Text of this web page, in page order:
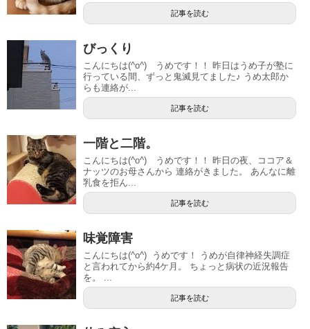
記事を読む
びっくり
こんにちは(^o^) うめです！！ 昨日はうめ子が塾に
行っている間、ずっと鬼滅見てました♪ うめ太郎か
らも連絡が...
記事を読む
一階と二階。
こんにちは(^o^) うめです！！ 昨日の夜、ココア＆
ナッツのお母さんから 連絡がきました。 あんなに離
乳食を拒ん...
記事を読む
味覚障害
こんにちは(^o^) うめです！ うめが自律神経失調症
と言われてから約4ケ月。 ちょっと病状の近況報告
を。 ...
記事を読む